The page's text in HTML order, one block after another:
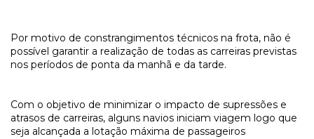
Por motivo de constrangimentos técnicos na frota, não é
possível garantir a realização de todas as carreiras previstas
nos períodos de ponta da manhã e da tarde.
Com o objetivo de minimizar o impacto de supressões e
atrasos de carreiras, alguns navios iniciam viagem logo que
seja alcançada a lotação máxima de passageiros